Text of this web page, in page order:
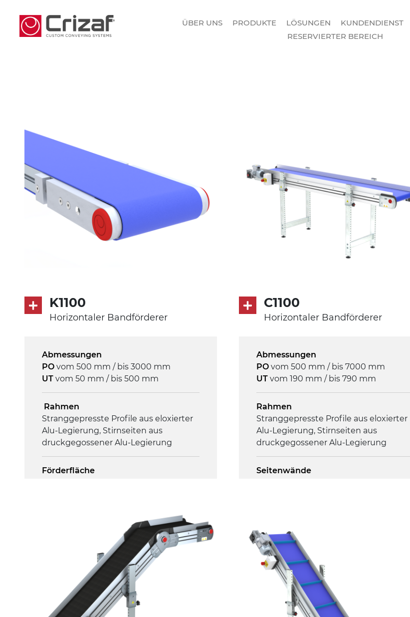
ÜBER UNS PRODUKTE LÖSUNGEN KUNDENDIENST
RESERVIERTER BEREICH
K1100
Horizontaler Bandförderer
Abmessungen
PO vom 500 mm / bis 3000 mm
UT vom 50 mm / bis 500 mm
Rahmen
Stranggepresste Profile aus eloxierter
Alu-Legierung, Stirnseiten aus
druckgegossener Alu-Legierung
Förderfläche
direkt, Zug (linke Seite), 3-phasiger
Asynchronmotor für
Mehrfachspannung 230/400Vac-50Hz-
Geschwindigkeit
4,5 m/Minute
C1100
Horizontaler Bandförderer
Abmessungen
PO vom 500 mm / bis 7000 mm
UT vom 190 mm / bis 790 mm
Rahmen
Stranggepresste Profile aus eloxierter
Alu-Legierung, Stirnseiten aus
druckgegossener Alu-Legierung
Seitenwände
ausziehbare Elemente aus
druckgegossener Alu-Legierung, Beine
aus verzinktem Metallrohr, Stellfüße
Förderfläche
PU Oberfläche in Mattblau